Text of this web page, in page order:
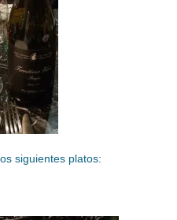
siguientes platos: